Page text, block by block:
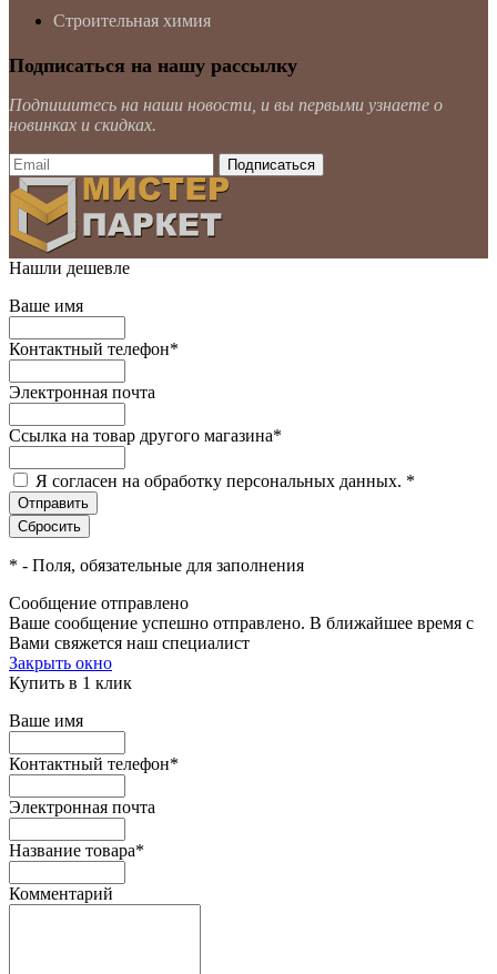
Строительная химия
Подписаться на нашу рассылку
Подпишитесь на наши новости, и вы первыми узнаете о
новинках и скидках.
Нашли дешевле
Ваше имя
Контактный телефон*
Электронная почта
Ссылка на товар другого магазина*
Я согласен на обработку персональных данных. *
* - Поля, обязательные для заполнения
Сообщение отправлено
Ваше сообщение успешно отправлено. В ближайшее время с
Вами свяжется наш специалист
Закрыть окно
Купить в 1 клик
Ваше имя
Контактный телефон*
Электронная почта
Название товара*
Комментарий